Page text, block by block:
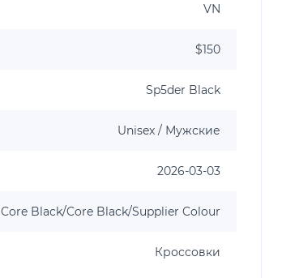
VN
$150
Sp5der Black
Unisex / Мужские
2026-03-03
Core Black/Core Black/Supplier Colour
Кроссовки